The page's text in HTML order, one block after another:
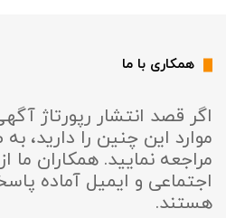
همکاری با ما
اگر قصد انتشار رپورتاژ
موارد این چنین را دارید،
مراجعه نمایید. همکاران
اجتماعی و ایمیل آماده
هستند.